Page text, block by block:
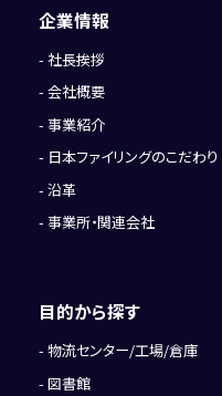
企業情報
社長挨拶
会社概要
事業紹介
日本ファイリングのこだわり
沿革
事業所・関連会社
目的から探す
物流センター/工場/倉庫
図書館